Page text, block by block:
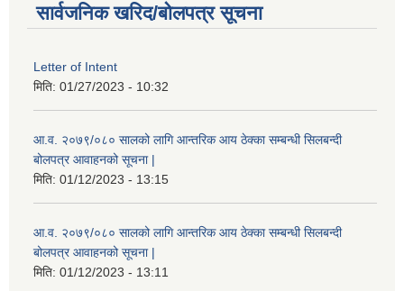
सार्वजनिक खरिद/बोलपत्र सूचना
Letter of Intent
मिति: 01/27/2023 - 10:32
आ.व. २०७९/०८० सालको लागि आन्तरिक आय ठेक्का सम्बन्धी सिलबन्दी
बोलपत्र आवाहनको सूचना |
मिति: 01/12/2023 - 13:15
आ.व. २०७९/०८० सालको लागि आन्तरिक आय ठेक्का सम्बन्धी सिलबन्दी
बोलपत्र आवाहनको सूचना |
मिति: 01/12/2023 - 13:11